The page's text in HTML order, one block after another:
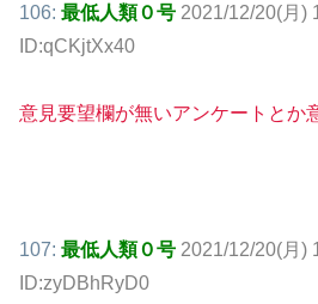
106: 最低人類０号 2021/12/20(月)
ID:qCKjtXx40
意見要望欄が無いアンケートとか
107: 最低人類０号 2021/12/20(月)
ID:zyDBhRyD0